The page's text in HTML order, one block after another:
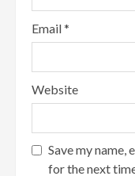
Email*
Website
Save my name,
for the next